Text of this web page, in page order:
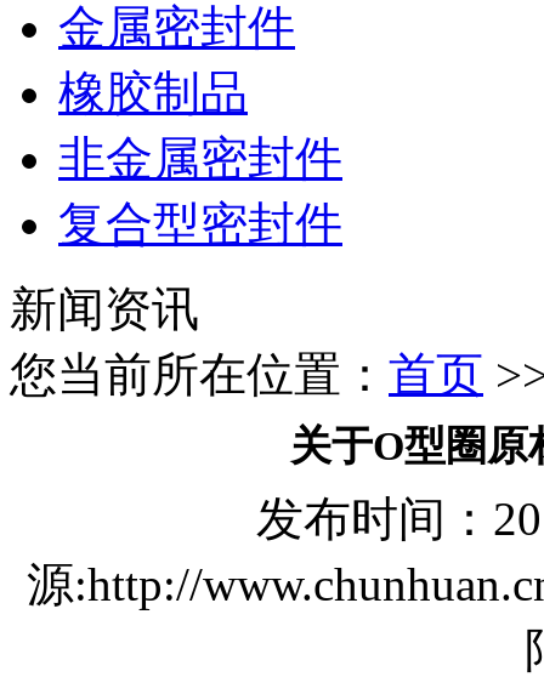
金属密封件
橡胶制品
非金属密封件
复合型密封件
新闻资讯
您当前所在位置： 首页
关于O型圈原
发布时间：
源:http://